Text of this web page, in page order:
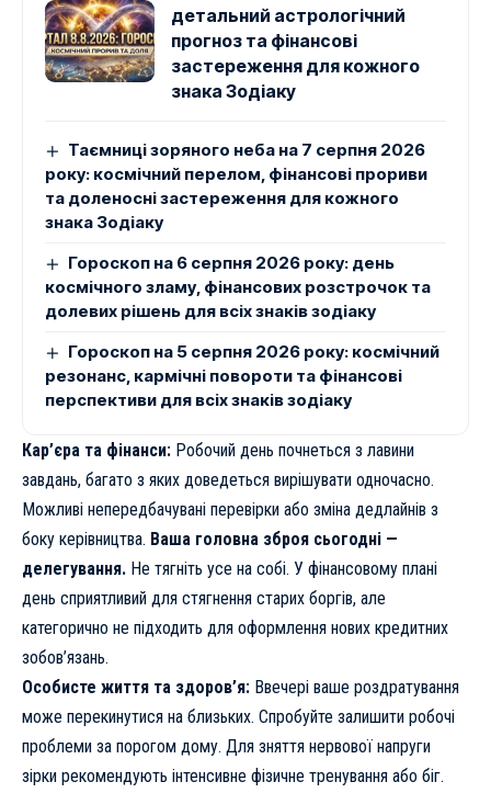
детальний астрологічний
прогноз та фінансові
застереження для кожного
знака Зодіаку
Таємниці зоряного неба на 7 серпня 2026
року: космічний перелом, фінансові прориви
та доленосні застереження для кожного
знака Зодіаку
Гороскоп на 6 серпня 2026 року: день
космічного зламу, фінансових розстрочок та
долевих рішень для всіх знаків зодіаку
Гороскоп на 5 серпня 2026 року: космічний
резонанс, кармічні повороти та фінансові
перспективи для всіх знаків зодіаку
Кар’єра та фінанси: Робочий день почнеться з лавини
завдань, багато з яких доведеться вирішувати одночасно.
Можливі непередбачувані перевірки або зміна дедлайнів з
боку керівництва. Ваша головна зброя сьогодні —
делегування. Не тягніть усе на собі. У фінансовому плані
день сприятливий для стягнення старих боргів, але
категорично не підходить для оформлення нових кредитних
зобов’язань.
Особисте життя та здоров’я: Ввечері ваше роздратування
може перекинутися на близьких. Спробуйте залишити робочі
проблеми за порогом дому. Для зняття нервової напруги
зірки рекомендують інтенсивне фізичне тренування або біг.